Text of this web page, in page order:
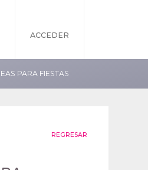
ACCEDER
PARA FIESTAS
REGRESAR